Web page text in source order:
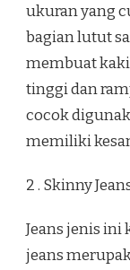
ukuran yang
bagian lutut
membuat
tinggi dan
cocok
memiliki
2 . Skinny
Jeans jenis ini
jeans